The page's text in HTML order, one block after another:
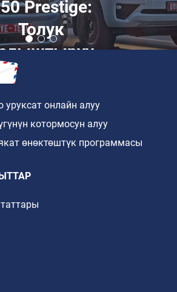
Prestige:
Толук
онлайн алуу
котормосун алуу
өнөктөштүк программасы